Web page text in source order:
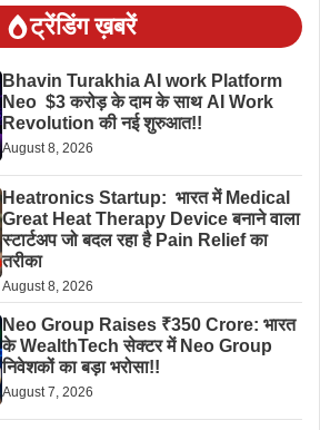
ट्रेंडिंग ख़बरें
Bhavin Turakhia AI work Platform
Neo $3 करोड़ के दाम के साथ AI Work
Revolution की नई शुरुआत!!
August 8, 2026
Heatronics Startup: भारत में Medical
Great Heat Therapy Device बनाने वाला
स्टार्टअप जो बदल रहा है Pain Relief का
तरीका
August 8, 2026
Neo Group Raises ₹350 Crore: भारत
के WealthTech सेक्टर में Neo Group
निवेशकों का बड़ा भरोसा!!
August 7, 2026